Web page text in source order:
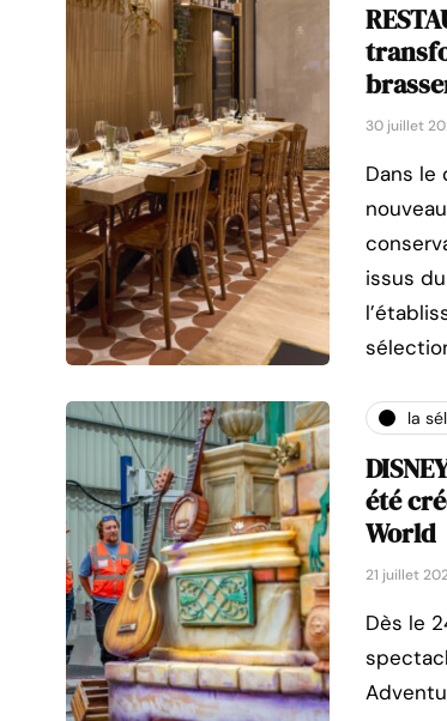
30 juillet
Dans le
issus
la
été
World
21 juillet
Dès le